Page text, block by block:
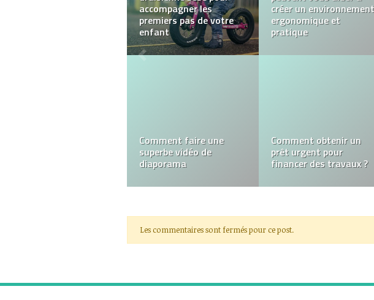
Comment optimiser sa
fiche Google My
Business ?
Comment choisir le bon
cabinet de conseil
pharmaceutique ?
Tout le monde peut-il
consommer du CBD ?
développe dans le
monde de la culture et
du divertissement
Les commentaires sont fermés pour ce post.